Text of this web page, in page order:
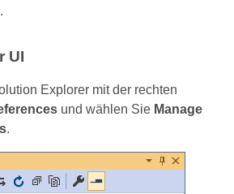
UI
Explorer mit der rechten
und wählen Sie Manage
.